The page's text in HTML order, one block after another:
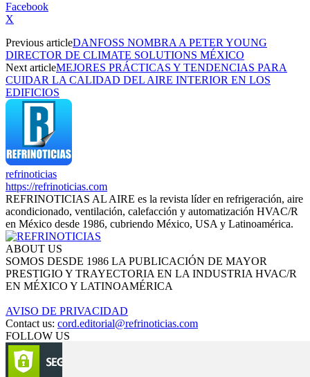
Facebook
X
Previous articleDANFOSS NOMBRA A PETER YOUNG
DIRECTOR DE CLIMATE SOLUTIONS MÉXICO
Next articleMEJORES PRÁCTICAS Y TENDENCIAS PARA
CUIDAR LA CALIDAD DEL AIRE INTERIOR EN LOS
EDIFICIOS
refrinoticias
https://refrinoticias.com
REFRINOTICIAS AL AIRE es la revista líder en refrigeración, aire
acondicionado, ventilación, calefacción y automatización HVAC/R
en México desde 1986, cubriendo México, USA y Latinoamérica.
ABOUT US
SOMOS DESDE 1986 LA PUBLICACIÓN DE MAYOR
PRESTIGIO Y TRAYECTORIA EN LA INDUSTRIA HVAC/R
EN MÉXICO Y LATINOAMÉRICA
AVISO DE PRIVACIDAD
Contact us: cord.editorial@refrinoticias.com
FOLLOW US